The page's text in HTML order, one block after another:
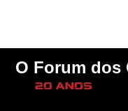
O Forum dos